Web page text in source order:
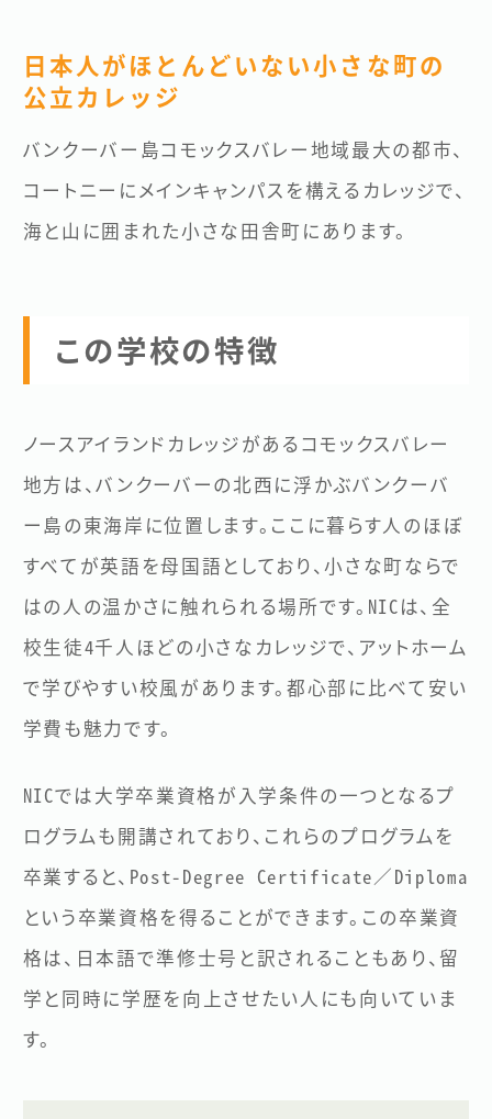
地方都市留学
カナダ留学がおすすめの理由
お申し込みから留学までの流れ
無料で相談する
学校に申し込む
プライバシーポリシー
日本人がほとんどいない小さな町の
公立カレッジ
バンクーバー島コモックスバレー地域最大の都市、
コートニーにメインキャンパスを構えるカレッジで、
海と山に囲まれた小さな田舎町にあります。
この学校の特徴
ノースアイランドカレッジがあるコモックスバレー
地方は、バンクーバーの北西に浮かぶバンクーバ
ー島の東海岸に位置します。ここに暮らす人のほぼ
すべてが英語を母国語としており、小さな町ならで
はの人の温かさに触れられる場所です。NICは、全
校生徒4千人ほどの小さなカレッジで、アットホーム
で学びやすい校風があります。都心部に比べて安い
学費も魅力です。
NICでは大学卒業資格が入学条件の一つとなるプ
ログラムも開講されており、これらのプログラムを
卒業すると、Post-Degree Certificate／Diploma
という卒業資格を得ることができます。この卒業資
格は、日本語で準修士号と訳されることもあり、留
学と同時に学歴を向上させたい人にも向いていま
す。